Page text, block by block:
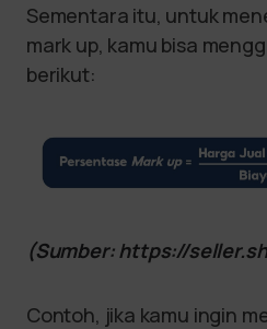
Sementara itu, untuk
mark up, kamu bisa
berikut:
(Sumber: https://
Contoh, jika kamu ingin